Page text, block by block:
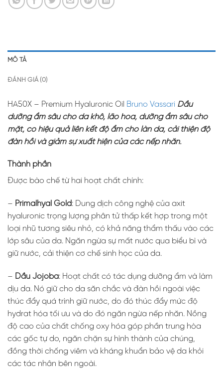
MÔ TẢ
ĐÁNH GIÁ (0)
HA50X – Premium Hyaluronic Oil Bruno Vassari Dầu
dưỡng ẩm sâu cho da khô, lão hóa, dưỡng ẩm sâu cho
mặt, có hiệu quả liên kết độ ẩm cho làn da, cải thiện độ
đàn hồi và giảm sự xuất hiện của các nếp nhăn.
Thành phần
Được bào chế từ hai hoạt chất chính:
– Primalhyal Gold: Dung dịch công nghệ của axit
hyaluronic trọng lượng phân tử thấp kết hợp trong một
loại nhũ tương siêu nhỏ, có khả năng thẩm thấu vào các
lớp sâu của da. Ngăn ngừa sự mất nước qua biểu bì và
giữ nước, cải thiện cơ chế sinh học của da.
– Dầu Jojoba: Hoạt chất có tác dụng dưỡng ẩm và làm
dịu da. Nó giữ cho da săn chắc và đàn hồi ngoài việc
thúc đẩy quá trình giữ nước, do đó thúc đẩy mức độ
hydrat hóa tối ưu và do đó ngăn ngừa nếp nhăn. Nồng
độ cao của chất chống oxy hóa góp phần trung hòa
các gốc tự do, ngăn chặn sự hình thành của chúng,
đồng thời chống viêm và kháng khuẩn bảo vệ da khỏi
các tác nhân bên ngoài.